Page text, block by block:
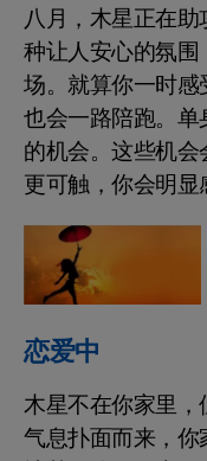
八月，木星正在
种让人安心的氛
场。就算你一时
也会一路陪跑。
的机会。这些机会
更可触，你会明显
恋爱中
木星不在你家里
气息扑面而来，